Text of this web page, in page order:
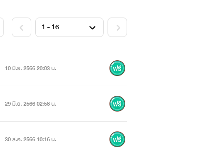
10 มิ.ย. 2566 20:03 น.
29 มิ.ย. 2566 02:58 น.
30 ส.ค. 2566 10:16 น.